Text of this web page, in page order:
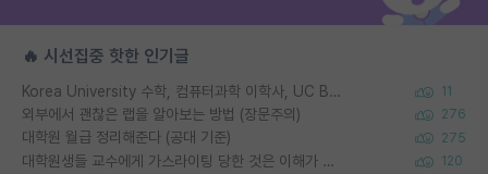
🔥 시선집중 핫한 인기글
Korea University 수학, 컴퓨터과학 이학사, UC Berkeley 산업공학 대학원 공학박사가 되는 것은 쉽지 않겠죠? 11
외부에서 괜찮은 랩을 알아보는 방법 (장문주의) 276
대학원 월급 정리해준다 (공대 기준) 275
대학원생들 교수에게 가스라이팅 당한 것은 이해가 갑니다. 안타깝네요. 120